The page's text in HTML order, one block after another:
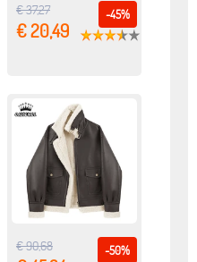
-45%
€ 37,27
€ 20,49
-50%
€ 90,68